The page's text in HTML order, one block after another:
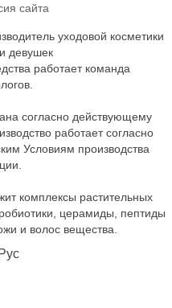
сайта
уходовой косметики
девушек
работает команда
согласно действующему
работает согласно
Условиям производства
комплексы растительных
церамиды, пептиды
и волос вещества.
Рус